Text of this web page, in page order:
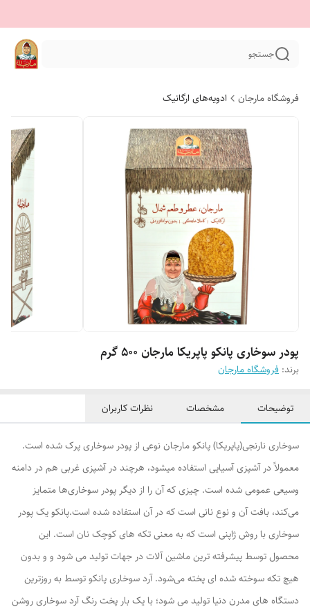
جستجو
فروشگاه مارجان ادویه‌های ارگانیک
پودر سوخاری پانکو پاپریکا مارجان 500 گرم
برند: فروشگاه مارجان
توضیحات مشخصات نظرات کاربران
سوخاری نارنجی(پاپریکا) پانکو مارجان نوعی از پودر سوخاری پرک شده است.
معمولاً در آشپزی آسیایی استفاده میشود، هرچند در آشپزی غربی هم در دامنه
وسیعی عمومی شده است. چیزی که آن را از دیگر پودر سوخاری‌ها متمایز
می‌کند، بافت آن و نوع نانی است که در آن استفاده شده است.پانکو یک پودر
سوخاری با روش ژاپنی است که به معنی تکه های کوچک نان است. این
محصول توسط پیشرفته ترین ماشین آلات در جهات تولید می شود و و بدون
هیچ تکه سوخته شده ای پخته می‌شود. آرد سوخاری پانکو توسط به روزترین
دستگاه های مدرن دنیا تولید می شود؛ با یک بار پخت رنگ آرد سوخاری روشن